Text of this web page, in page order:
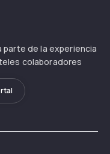
parte de la experiencia
colaboradores